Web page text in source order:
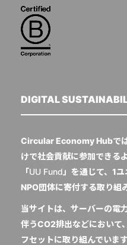
DIGITAL
Circular Economy Hubで
けで社会貢献に参加できる
「UU Fund 」を通じて、1
NPO団体に寄付する取り組
当サイトは、サーバーの電
伴うCO2排出などにおいて
フセットに取り組んでいま